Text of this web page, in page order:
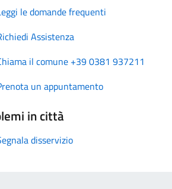
le domande frequenti
Assistenza
il comune +39 0381 937211
un appuntamento
in città
disservizio